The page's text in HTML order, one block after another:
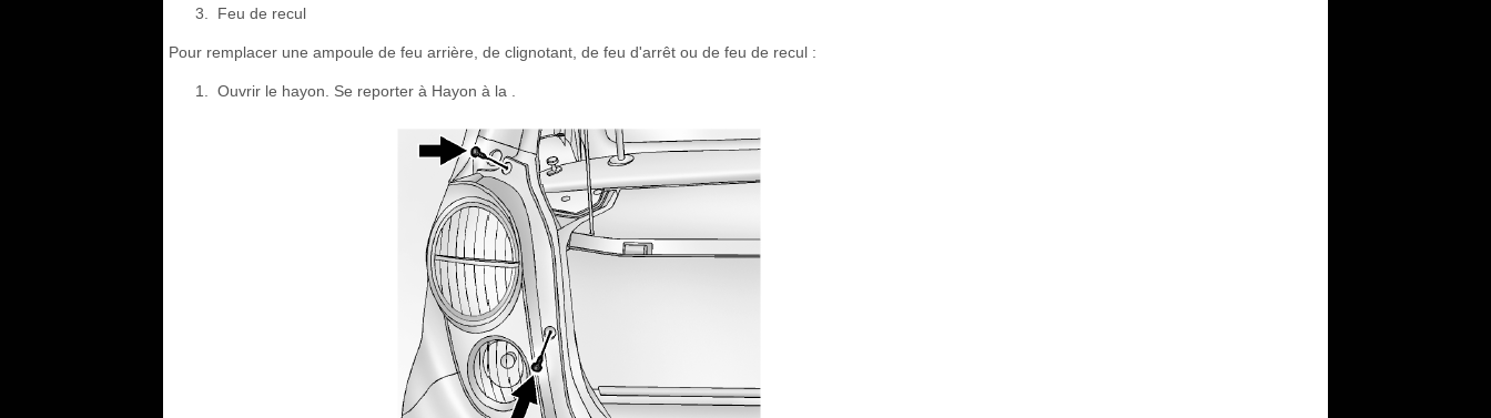
Feu de recul
Pour remplacer une ampoule de feu arrière, de clignotant, de feu d'arrêt ou de feu de recul :
Ouvrir le hayon. Se reporter à Hayon à la .